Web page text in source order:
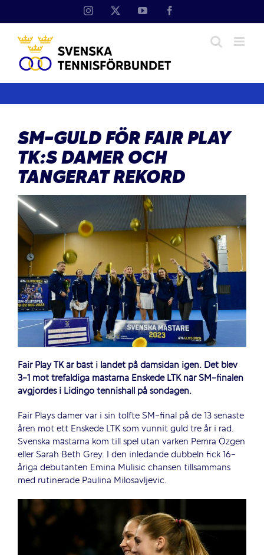
Instagram YouTube
SM-GULD FÖR FAIR PLAY
TK:S DAMER OCH
TANGERAT REKORD
Fair Play TK är bäst i landet på damsidan igen. Det blev
3-1 mot trefaldiga mästarna Enskede LTK när SM-finalen
avgjordes i Lidingö tennishall på söndagen.
Fair Plays damer var i sin tolfte SM-final på de 13 senaste
åren mot ett Enskede LTK som vunnit guld tre år i rad.
Svenska mästarna kom till spel utan varken Pemra Özgen
eller Sarah Beth Grey. I den inledande dubbeln fick 16-
åriga debutanten Emina Mulisic chansen tillsammans
med rutinerade Paulina Milosavljevic.